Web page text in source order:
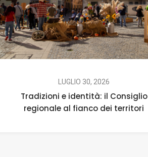
LUGLIO 30, 2026
Tradizioni e identità: il Consiglio
regionale al fianco dei territori